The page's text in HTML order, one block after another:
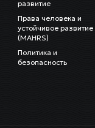
развитие
Права человека и
устойчивое развитие
(MAHRS)
Политика и
безопасность